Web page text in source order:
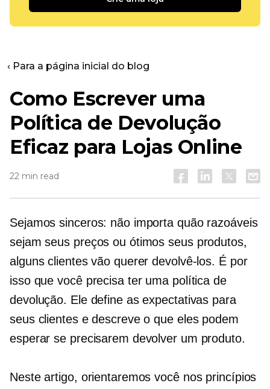
‹ Para a página inicial do blog
Como Escrever uma
Política de Devolução
Eficaz para Lojas Online
22 min read
Sejamos sinceros: não importa quão razoáveis
​​sejam seus preços ou ótimos seus produtos,
alguns clientes vão querer devolvê-los. É por
isso que você precisa ter uma política de
devolução. Ele define as expectativas para
seus clientes e descreve o que eles podem
esperar se precisarem devolver um produto.
Neste artigo, orientaremos você nos princípios